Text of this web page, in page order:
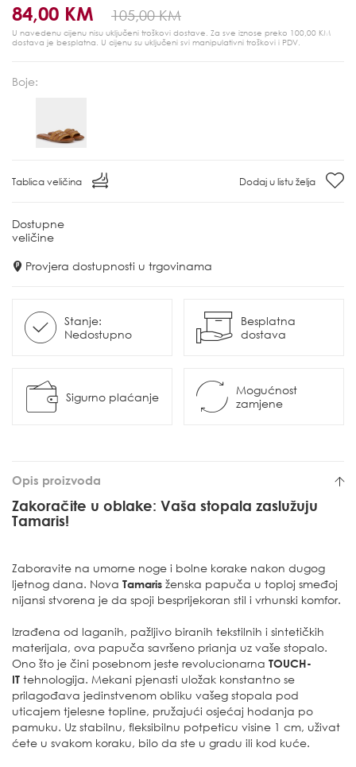
84,00 KM 105,00 KM
U navedenu cijenu nisu uključeni troškovi dostave. Za sve iznose preko 100,00 KM
dostava je besplatna. U cijenu su uključeni svi manipulativni troškovi i PDV.
Boje:
Tablica veličina Dodaj u listu želja
Dostupne
veličine
Provjera dostupnosti u trgovinama
Stanje:
Nedostupno
Besplatna
dostava
Sigurno plaćanje
Mogućnost
zamjene
Opis proizvoda
Zakoračite u oblake: Vaša stopala zaslužuju
Tamaris!
Zaboravite na umorne noge i bolne korake nakon dugog
ljetnog dana. Nova Tamaris ženska papuča u toploj smeđoj
nijansi stvorena je da spoji besprijekoran stil i vrhunski komfor.
Izrađena od laganih, pažljivo biranih tekstilnih i sintetičkih
materijala, ova papuča savršeno prianja uz vaše stopalo.
Ono što je čini posebnom jeste revolucionarna TOUCH-
IT tehnologija. Mekani pjenasti uložak konstantno se
prilagođava jedinstvenom obliku vašeg stopala pod
uticajem tjelesne topline, pružajući osjećaj hodanja po
pamuku. Uz stabilnu, fleksibilnu potpeticu visine 1 cm, uživat
ćete u svakom koraku, bilo da ste u gradu ili kod kuće.